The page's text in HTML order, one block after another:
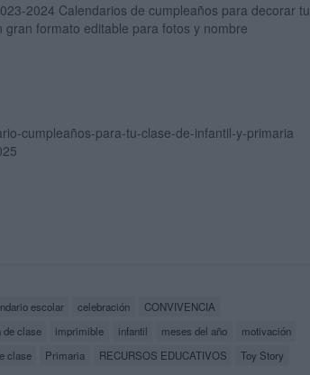
2024 Calendarios de cumpleaños para decorar tu
gran formato editable para fotos y nombre
cumpleaños-para-tu-clase-de-infantil-y-primaria
escolar celebración
CONVIVENCIA
de clase imprimible infantil meses del año
motivación
clase Primaria RECURSOS EDUCATIVOS
Toy Story